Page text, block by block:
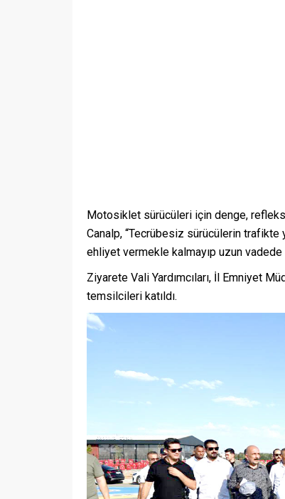
Motosiklet sürücüleri için denge,
Canalp, “Tecrübesiz sürücülerin trafikte
ehliyet vermekle kalmayıp uzun
Ziyarete Vali Yardımcıları, İl Emniyet
temsilcileri katıldı.